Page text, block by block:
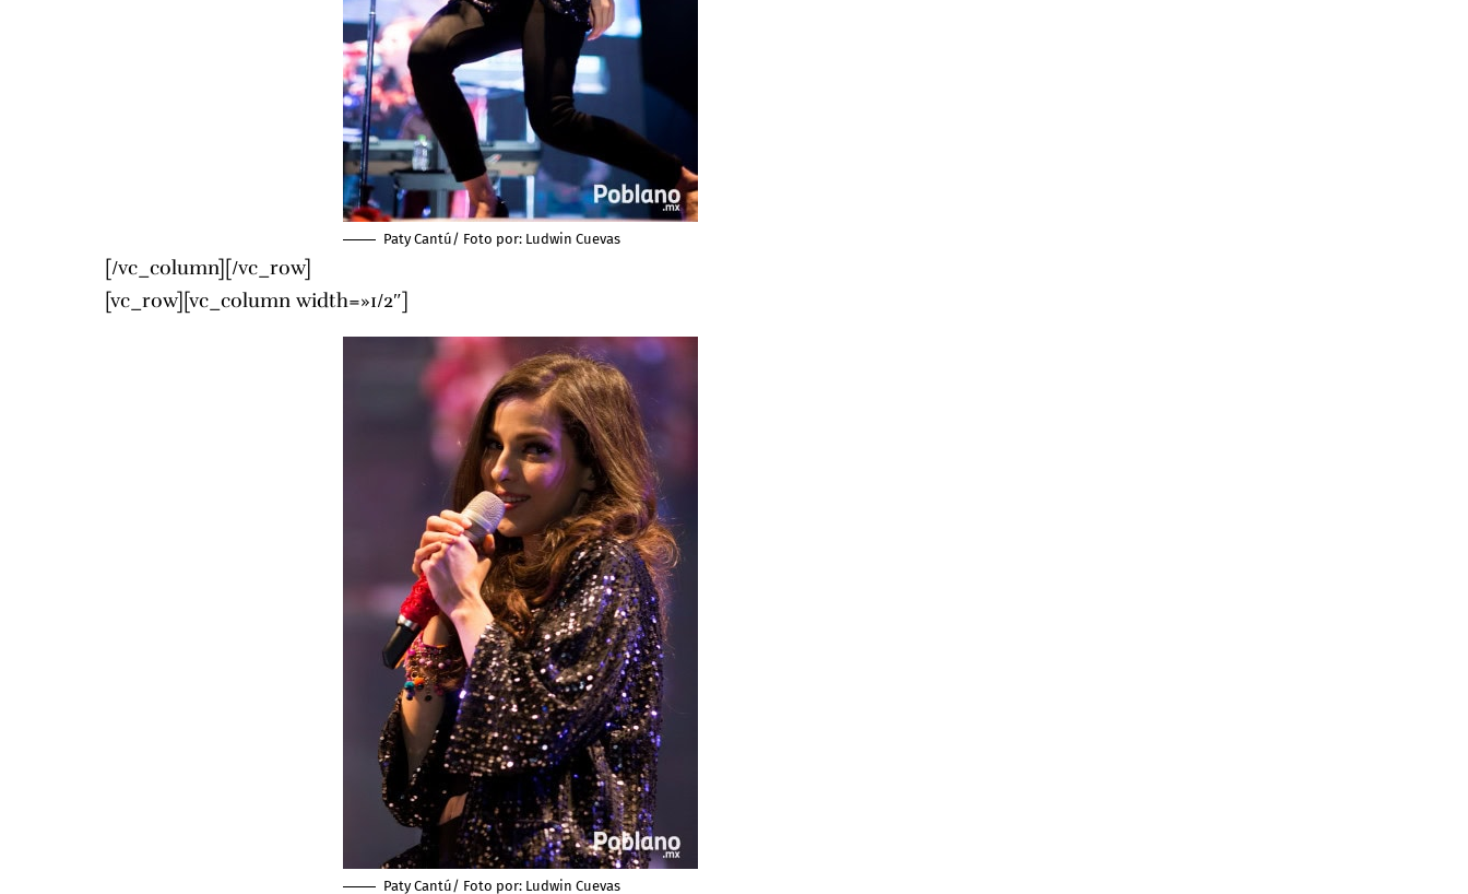
Paty Cantú/ Foto por: Ludwin Cuevas
[/vc_column][/vc_row]
[vc_row][vc_column width=»1/2″]
Paty Cantú/ Foto por: Ludwin Cuevas